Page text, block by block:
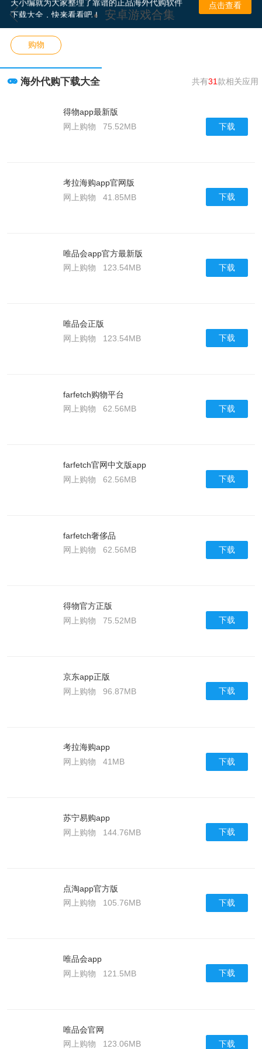
安卓游戏合集
下载大全，快来看看吧！
点击查看
购物
海外代购下载大全 共有31款相关应用
得物app最新版
网上购物
75.52MB 下载
考拉海购app官网版
网上购物
41.85MB 下载
唯品会app官方最新版
网上购物
123.54MB 下载
唯品会正版
网上购物
123.54MB 下载
farfetch购物平台
网上购物
62.56MB 下载
farfetch官网中文版app
网上购物
62.56MB 下载
farfetch奢侈品
网上购物
62.56MB 下载
得物官方正版
网上购物
75.52MB 下载
京东app正版
网上购物
96.87MB 下载
考拉海购app
网上购物
41MB 下载
苏宁易购app
网上购物
144.76MB 下载
点淘app官方版
网上购物
105.76MB 下载
唯品会app
网上购物
121.5MB 下载
唯品会官网
网上购物
123.06MB 下载